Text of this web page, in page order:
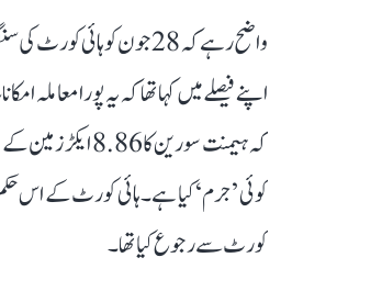
واضح رہے کہ 28 جون کو
اپنے فیصلے میں کہا تھا کہ یہ پورا
کہ ہیمنت
کوئی ’جرم‘ کیا ہے۔ ہائی کورٹ کے اس
کورٹ سے رجوع کیا تھا۔